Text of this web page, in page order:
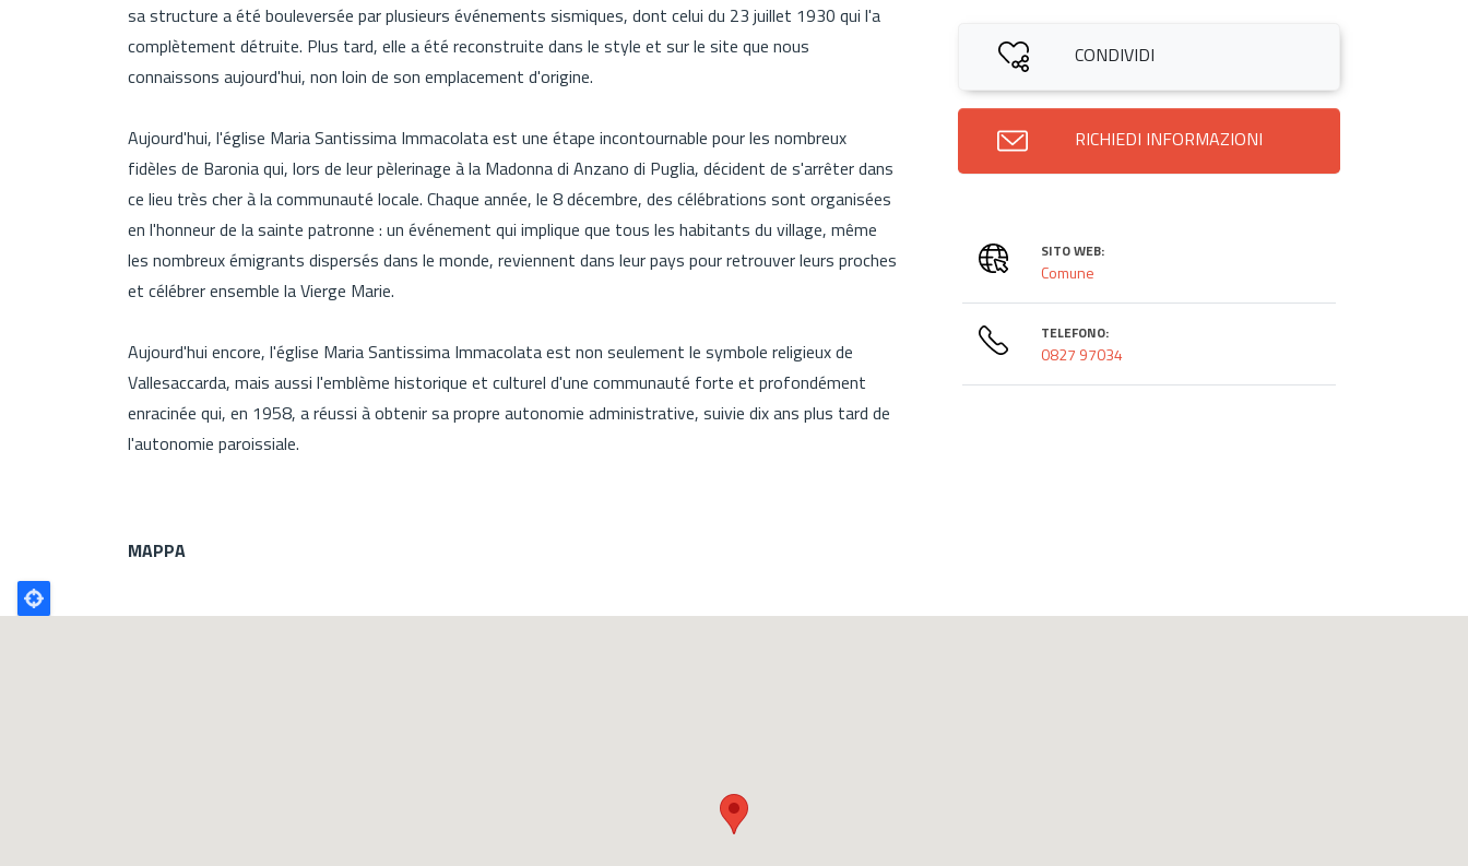
sa structure a été bouleversée par plusieurs événements sismiques, dont celui du 23 juillet 1930 qui l'a
complètement détruite. Plus tard, elle a été reconstruite dans le style et sur le site que nous
connaissons aujourd'hui, non loin de son emplacement d'origine.
Aujourd'hui, l'église Maria Santissima Immacolata est une étape incontournable pour les nombreux
fidèles de Baronia qui, lors de leur pèlerinage à la Madonna di Anzano di Puglia, décident de s'arrêter dans
ce lieu très cher à la communauté locale. Chaque année, le 8 décembre, des célébrations sont organisées
en l'honneur de la sainte patronne : un événement qui implique que tous les habitants du village, même
les nombreux émigrants dispersés dans le monde, reviennent dans leur pays pour retrouver leurs proches
et célébrer ensemble la Vierge Marie.
Aujourd'hui encore, l'église Maria Santissima Immacolata est non seulement le symbole religieux de
Vallesaccarda, mais aussi l'emblème historique et culturel d'une communauté forte et profondément
enracinée qui, en 1958, a réussi à obtenir sa propre autonomie administrative, suivie dix ans plus tard de
l'autonomie paroissiale.
CONDIVIDI
RICHIEDI INFORMAZIONI
SITO WEB:
Comune
TELEFONO:
0827 97034
MAPPA
Poligono
GEO